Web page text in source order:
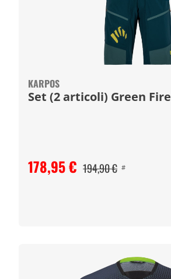
KARPOS
Set (2 articoli) Green Fire
178,95 € 194,90 € #